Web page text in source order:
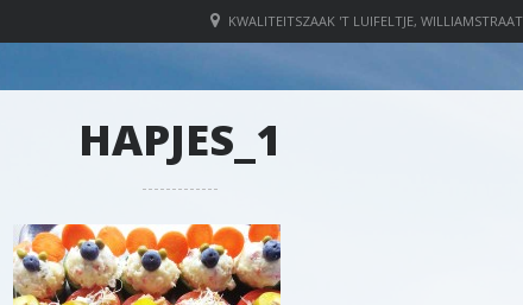
KWALITEITSZAAK 'T LUIFELTJE,
HAPJES_1